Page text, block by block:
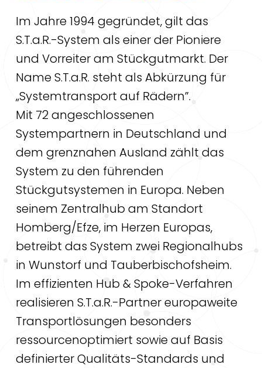
Im Jahre 1994 gegründet, gilt das
S.T.a.R.-System als einer der Pioniere
und Vorreiter am Stückgutmarkt. Der
Name S.T.a.R. steht als Abkürzung für
„Systemtransport auf Rädern”.
Mit 72 angeschlossenen
Systempartnern in Deutschland und
dem grenznahen Ausland zählt das
System zu den führenden
Stückgutsystemen in Europa. Neben
seinem Zentralhub am Standort
Homberg/Efze, im Herzen Europas,
betreibt das System zwei Regionalhubs
in Wunstorf und Tauberbischofsheim.
Im effizienten Hub & Spoke-Verfahren
realisieren S.T.a.R.-Partner europaweite
Transportlösungen besonders
ressourcenoptimiert sowie auf Basis
definierter Qualitäts-Standards und